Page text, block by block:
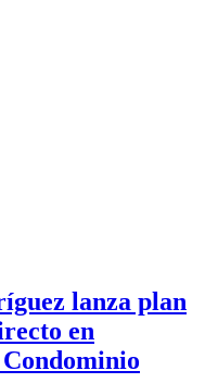
lanza plan
en